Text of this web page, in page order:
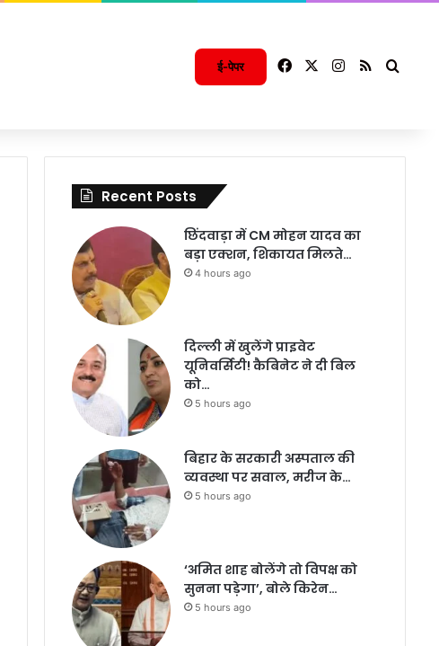
ई-पेपर FacebookInstagram
RSS
Recent Posts
छिंदवाड़ा में CM मोहन यादव का
बड़ा एक्शन, शिकायत मिलते…
4 hours ago
दिल्ली में खुलेंगे प्राइवेट
यूनिवर्सिटी! कैबिनेट ने दी बिल
को…
5 hours ago
बिहार के सरकारी अस्पताल की
व्यवस्था पर सवाल, मरीज के…
5 hours ago
‘अमित शाह बोलेंगे तो विपक्ष को
सुनना पड़ेगा’, बोले किरेन…
5 hours ago